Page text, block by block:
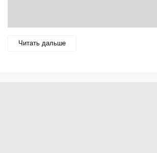
Читать дальше